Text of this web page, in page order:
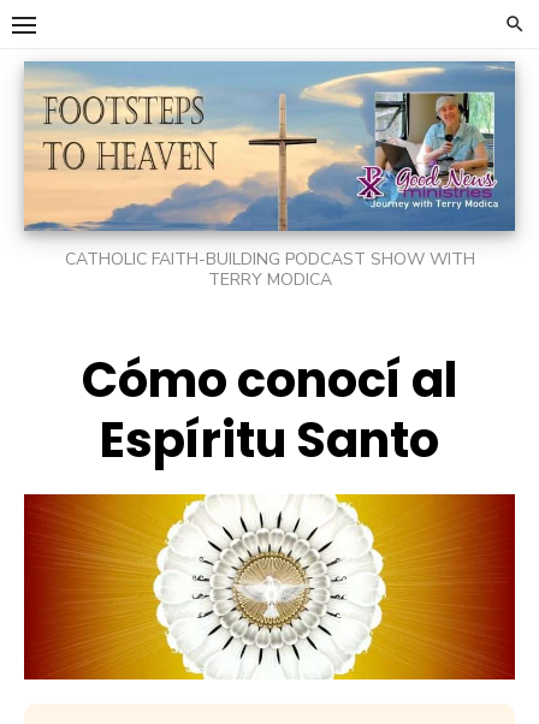
Skip
content
CATHOLIC FAITH-BUILDING PODCAST SHOW WITH
TERRY MODICA
Cómo conocí al
Espíritu Santo